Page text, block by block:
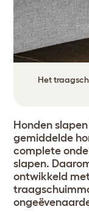
Het
Honden
gemiddelde
complete
slapen.
ontwikkeld